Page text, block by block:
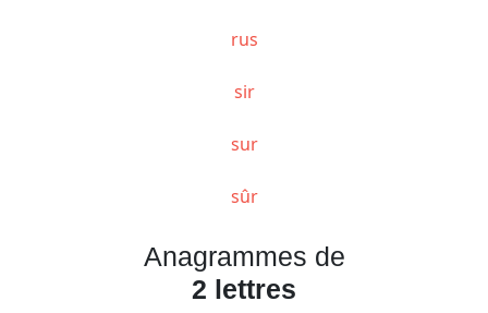
rus
sir
sur
sûr
Anagrammes de
2 lettres